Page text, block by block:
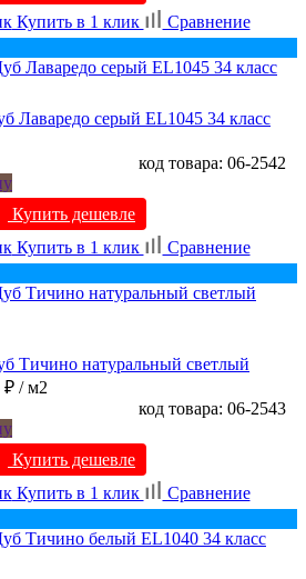
Купить в 1 клик
Сравнение
Лаваредо серый EL1045 34 класс
код товара: 06-2542
Купить дешевле
Купить в 1 клик
Сравнение
Тичино натуральный светлый
₽ / м2
код товара: 06-2543
Купить дешевле
Купить в 1 клик
Сравнение